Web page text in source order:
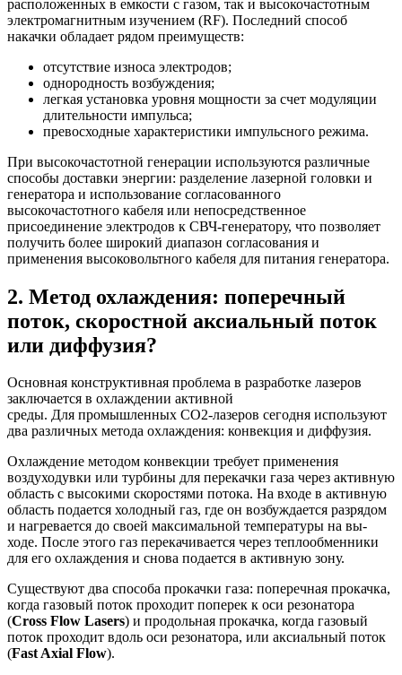
расположенных в емкости с газом, так и высокочастотным
электромагнитным изучением (RF). Последний способ
накачки обладает рядом преимуществ:
отсутствие износа электродов;
однородность возбуждения;
легкая установка уровня мощности за счет модуляции
длительности импульса;
превосходные характеристики импульсного режима.
При высокочастотной генерации используются различные
способы доставки энергии: разделение лазерной головки и
генератора и использование согласованного
высокочастотного кабеля или непосредственное
присоединение электродов к СВЧ-генератору, что позволяет
получить более широкий диапазон согласования и
применения высоковольтного кабеля для питания генератора.
2. Метод охлаждения: поперечный
поток, скоростной аксиальный поток
или диффузия?
Основная конструктивная проблема в разработке лазеров
заключается в охлаждении активной
среды. Для промышленных CO2-лазеров сегодня используют
два различных метода охлаждения: конвекция и диффузия.
Охлаждение методом конвекции требует применения
воздуходувки или турбины для перекачки газа через активную
область с высокими скоростями потока. На входе в активную
область подается холодный газ, где он возбуждается разрядом
и нагревается до своей максимальной температуры на вы-
ходе. После этого газ перекачивается через теплообменники
для его охлаждения и снова подается в активную зону.
Существуют два способа прокачки газа: поперечная прокачка,
когда газовый поток проходит поперек к оси резонатора
(Cross Flow Lasers) и продольная прокачка, когда газовый
поток проходит вдоль оси резонатора, или аксиальный поток
(Fast Axial Flow).